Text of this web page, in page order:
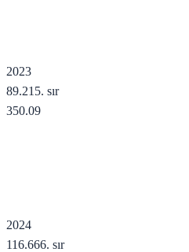
2023
89.215. sır
350.09
2024
116.666. sır